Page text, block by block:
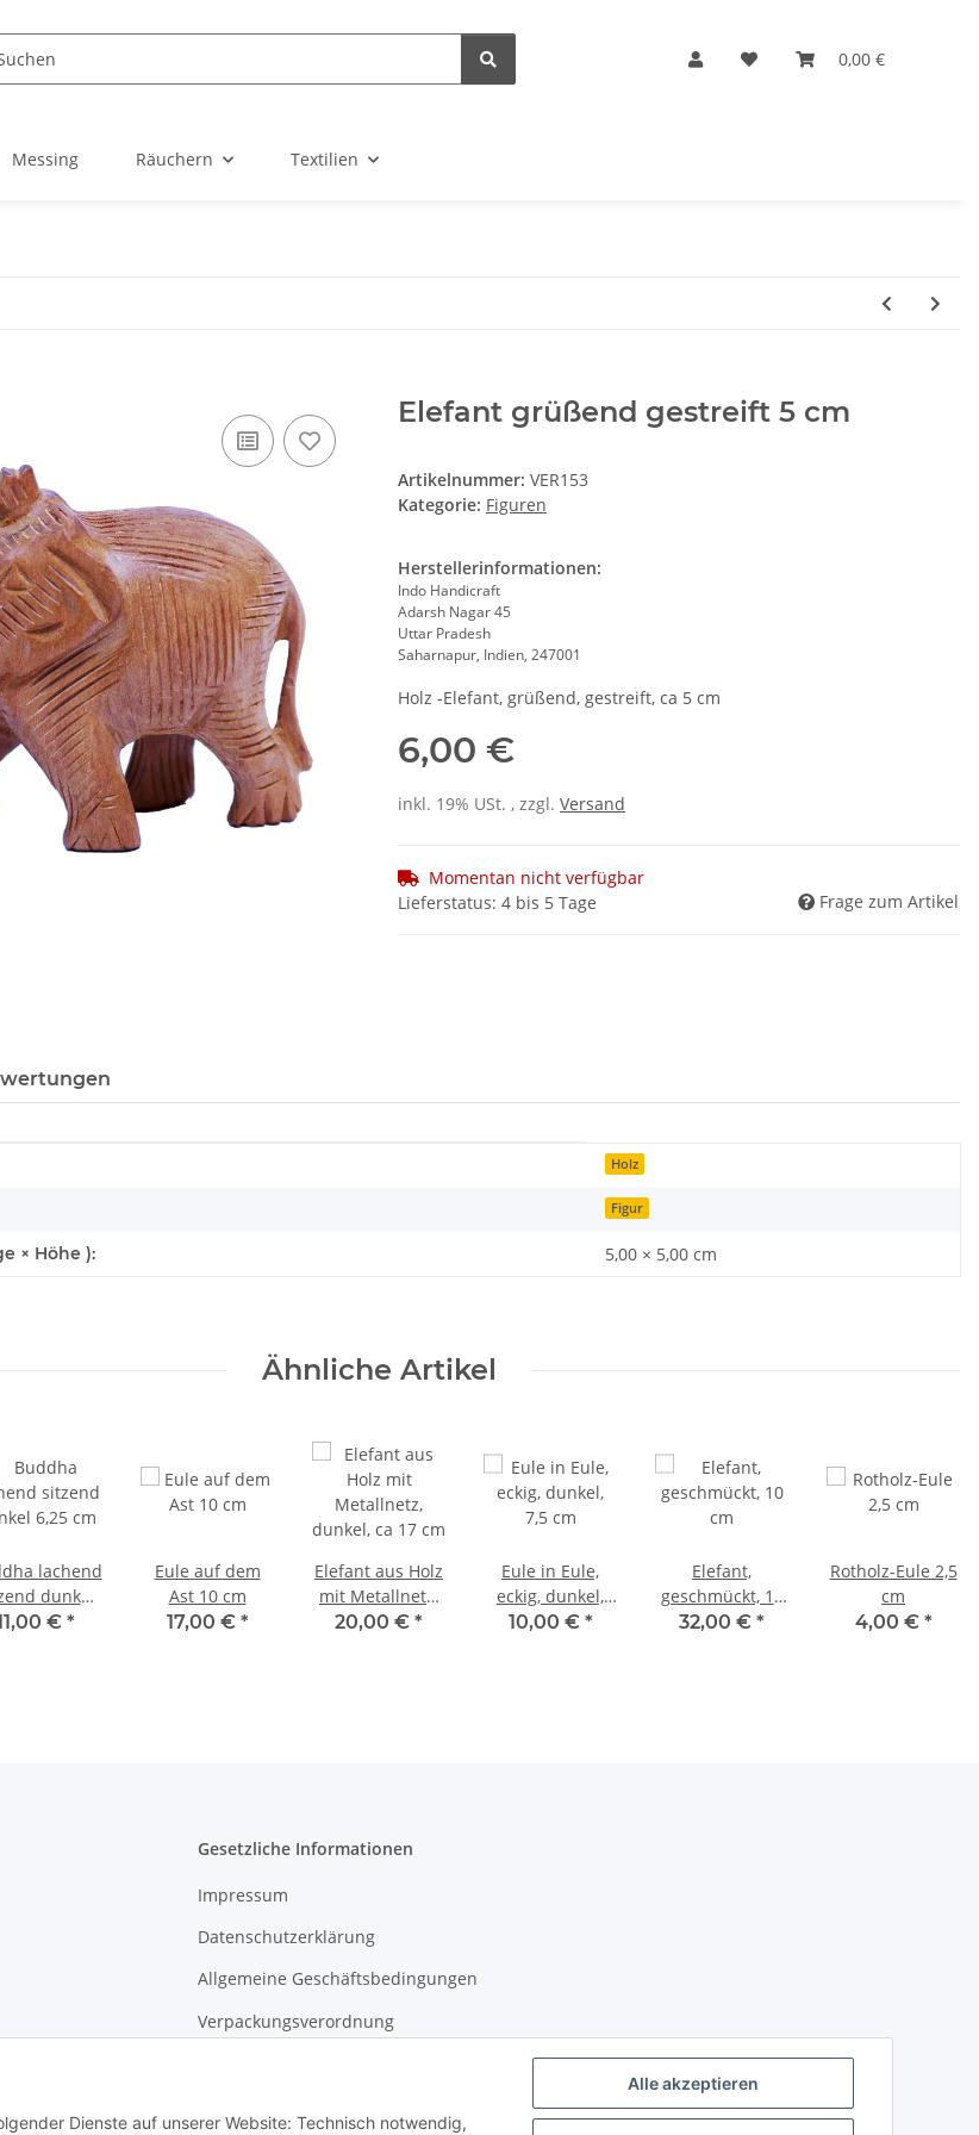
Alle akzeptieren
Dienste auf unserer Website: Technisch notwendig,
0,00 €
Messing Räuchern Textilien
Elefant grüßend gestreift 5 cm
Artikelnummer: VER153
Kategorie: Figuren
Herstellerinformationen:
Indo Handicraft
Adarsh Nagar 45
Uttar Pradesh
Saharnapur, Indien, 247001
Holz -Elefant, grüßend, gestreift, ca 5 cm
6,00 €
inkl. 19% USt. , zzgl. Versand
Momentan nicht verfügbar
Lieferstatus: 4 bis 5 Tage
Frage zum Artikel
Holz
Figur
× Höhe ): 5,00 × 5,00 cm
Ähnliche Artikel
lachend
dunkel
6,25 cm
€ *
Eule auf dem
Ast 10 cm
17,00 € *
Elefant aus Holz
mit Metallnetz,
dunkel, ca 17 cm
20,00 € *
Eule in Eule,
eckig, dunkel,
7,5 cm
10,00 € *
Elefant,
geschmückt, 10
cm
32,00 € *
Rotholz-Eule 2,5
cm
4,00 € *
Gesetzliche Informationen
Impressum
Datenschutzerklärung
Allgemeine Geschäftsbedingungen
Verpackungsverordnung